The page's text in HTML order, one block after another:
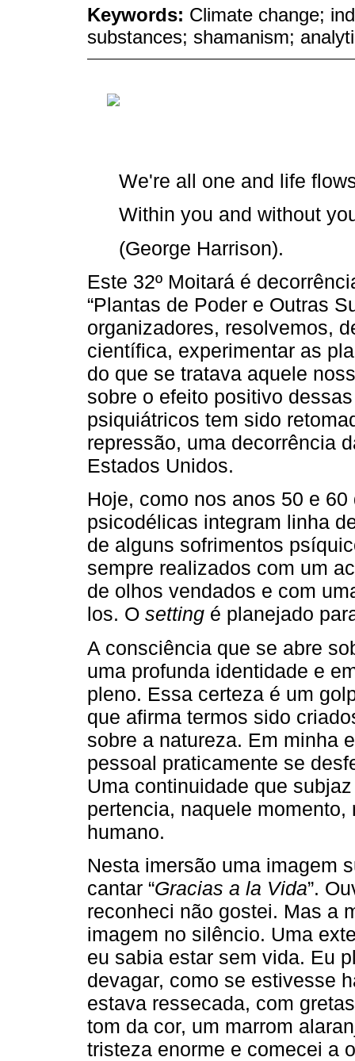
Keywords: Climate change;
substances; shamanism;
We're all one and life
Within you and without
(George Harrison).
Este 32º Moitará é
“Plantas de Poder e Outras
organizadores, resolvemos,
científica, experimentar as
do que se tratava aquele
sobre o efeito positivo
psiquiátricos tem sido
repressão, uma decorrência
Estados Unidos.
Hoje, como nos anos 50 e
psicodélicas integram linha
de alguns sofrimentos
sempre realizados com um
de olhos vendados e com
los. O setting é planejado
A consciência que se abre
uma profunda identidade e
pleno. Essa certeza é um
que afirma termos sido
sobre a natureza. Em minha
pessoal praticamente se
Uma continuidade que
pertencia, naquele
humano.
Nesta imersão uma imagem
cantar “Gracias a la Vida”.
reconheci não gostei. Mas a
imagem no silêncio. Uma
eu sabia estar sem vida. Eu
devagar, como se estivesse
estava ressecada, com
tom da cor, um marrom
tristeza enorme e comecei a